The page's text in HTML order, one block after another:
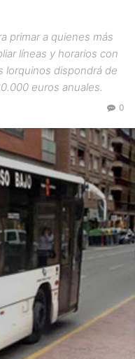
primar a quienes más
líneas y horarios con
lorquinos dispondrá de
euros anuales.
0